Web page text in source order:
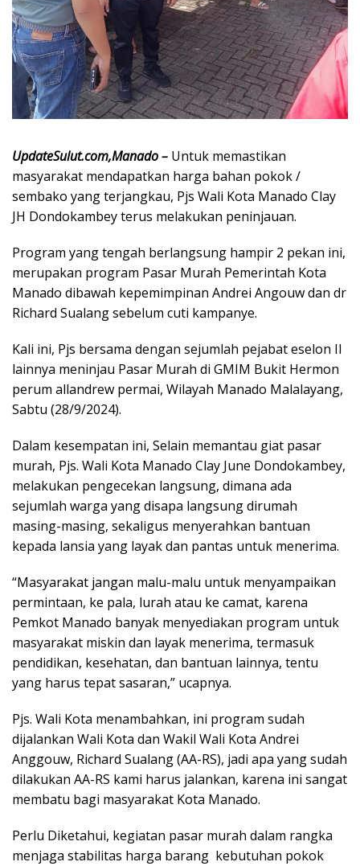
UpdateSulut.com,Manado – Untuk memastikan
masyarakat mendapatkan harga bahan pokok /
sembako yang terjangkau, Pjs Wali Kota Manado Clay
JH Dondokambey terus melakukan peninjauan.
Program yang tengah berlangsung hampir 2 pekan ini,
merupakan program Pasar Murah Pemerintah Kota
Manado dibawah kepemimpinan Andrei Angouw dan dr
Richard Sualang sebelum cuti kampanye.
Kali ini, Pjs bersama dengan sejumlah pejabat eselon II
lainnya meninjau Pasar Murah di GMIM Bukit Hermon
perum allandrew permai, Wilayah Manado Malalayang,
Sabtu (28/9/2024).
Dalam kesempatan ini, Selain memantau giat pasar
murah, Pjs. Wali Kota Manado Clay June Dondokambey,
melakukan pengecekan langsung, dimana ada
sejumlah warga yang disapa langsung dirumah
masing-masing, sekaligus menyerahkan bantuan
kepada lansia yang layak dan pantas untuk menerima.
“Masyarakat jangan malu-malu untuk menyampaikan
permintaan, ke pala, lurah atau ke camat, karena
Pemkot Manado banyak menyediakan program untuk
masyarakat miskin dan layak menerima, termasuk
pendidikan, kesehatan, dan bantuan lainnya, tentu
yang harus tepat sasaran,” ucapnya.
Pjs. Wali Kota menambahkan, ini program sudah
dijalankan Wali Kota dan Wakil Wali Kota Andrei
Anggouw, Richard Sualang (AA-RS), jadi apa yang sudah
dilakukan AA-RS kami harus jalankan, karena ini sangat
membatu bagi masyarakat Kota Manado.
Perlu Diketahui, kegiatan pasar murah dalam rangka
menjaga stabilitas harga barang kebutuhan pokok